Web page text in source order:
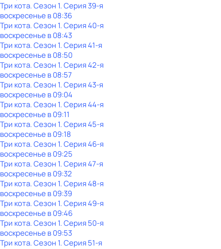
Три кота. Сезон 1. Серия 39-я
воскресенье в08:36
Три кота. Сезон 1. Серия 40-я
воскресенье в08:43
Три кота. Сезон 1. Серия 41-я
воскресенье в08:50
Три кота. Сезон 1. Серия 42-я
воскресенье в08:57
Три кота. Сезон 1. Серия 43-я
воскресенье в09:04
Три кота. Сезон 1. Серия 44-я
воскресенье в09:11
Три кота. Сезон 1. Серия 45-я
воскресенье в09:18
Три кота. Сезон 1. Серия 46-я
воскресенье в09:25
Три кота. Сезон 1. Серия 47-я
воскресенье в09:32
Три кота. Сезон 1. Серия 48-я
воскресенье в09:39
Три кота. Сезон 1. Серия 49-я
воскресенье в09:46
Три кота. Сезон 1. Серия 50-я
воскресенье в09:53
Три кота. Сезон 1. Серия 51-я